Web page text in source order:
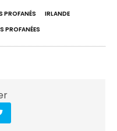
PROFANÉS
IRLANDE
PROFANÉES